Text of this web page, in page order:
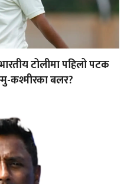
टोलीमा पहिलो पटक
कश्मीरका बलर?